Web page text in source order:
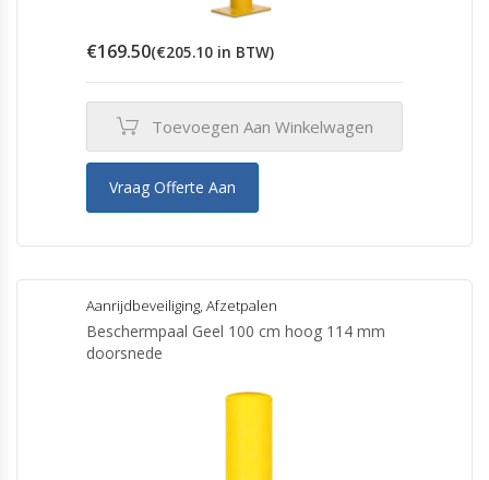
€169.50(€205.10 in BTW)
Toevoegen Aan Winkelwagen
Vraag Offerte Aan
Aanrijdbeveiliging, Afzetpalen
Beschermpaal Geel 100 cm hoog 114 mm
doorsnede